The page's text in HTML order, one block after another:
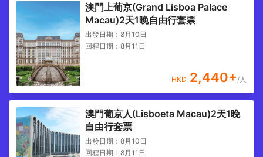
澳門上葡京(Grand Lisboa Palace
Macau)2天1晚自由行套票
出發日期： 8月10日
回程日期： 8月11日
HKD 2,440+ /人
澳門葡京人(Lisboeta Macau)2天1晚
自由行套票
出發日期： 8月10日
回程日期： 8月11日